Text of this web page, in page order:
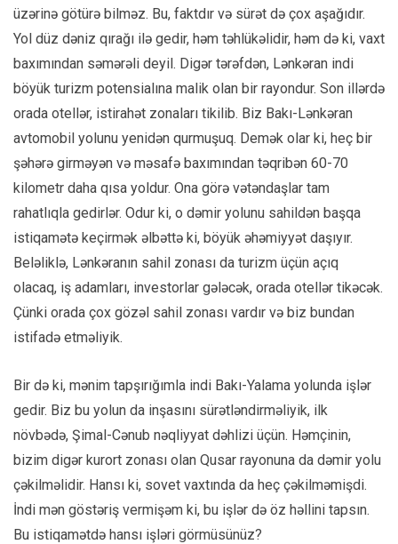
üzərinə götürə bilməz. Bu, faktdır və sürət də çox aşağıdır.
Yol düz dəniz qırağı ilə gedir, həm təhlükəlidir, həm də ki, vaxt
baxımından səmərəli deyil. Digər tərəfdən, Lənkəran indi
böyük turizm potensialına malik olan bir rayondur. Son illərdə
orada otellər, istirahət zonaları tikilib. Biz Bakı-Lənkəran
avtomobil yolunu yenidən qurmuşuq. Demək olar ki, heç bir
şəhərə girməyən və məsafə baxımından təqribən 60-70
kilometr daha qısa yoldur. Ona görə vətəndaşlar tam
rahatlıqla gedirlər. Odur ki, o dəmir yolunu sahildən başqa
istiqamətə keçirmək əlbəttə ki, böyük əhəmiyyət daşıyır.
Beləliklə, Lənkəranın sahil zonası da turizm üçün açıq
olacaq, iş adamları, investorlar gələcək, orada otellər tikəcək.
Çünki orada çox gözəl sahil zonası vardır və biz bundan
istifadə etməliyik.
Bir də ki, mənim tapşırığımla indi Bakı-Yalama yolunda işlər
gedir. Biz bu yolun da inşasını sürətləndirməliyik, ilk
növbədə, Şimal-Cənub nəqliyyat dəhlizi üçün. Həmçinin,
bizim digər kurort zonası olan Qusar rayonuna da dəmir yolu
çəkilməlidir. Hansı ki, sovet vaxtında da heç çəkilməmişdi.
İndi mən göstəriş vermişəm ki, bu işlər də öz həllini tapsın.
Bu istiqamətdə hansı işləri görmüsünüz?